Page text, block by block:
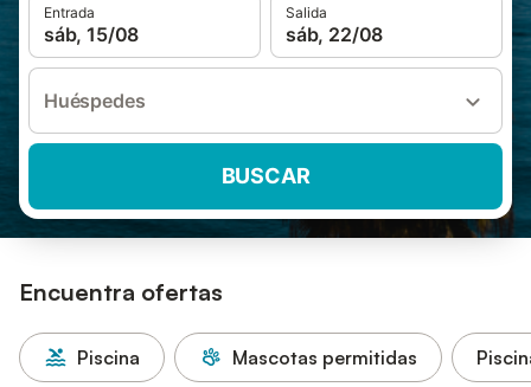
Entrada
sáb, 15/08
Salida
sáb, 22/08
Huéspedes
BUSCAR
Encuentra ofertas
Piscina Mascotas permitidas